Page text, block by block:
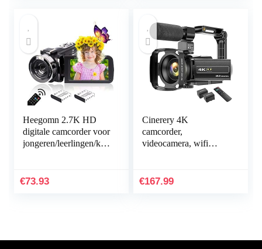
Heegomn 2.7K HD
digitale camcorder voor
jongeren/leerlingen/kin
voor YouTube…
€73.93
Cinerery 4K
camcorder,
videocamera, wifi
digitale zoom, video-
€167.99